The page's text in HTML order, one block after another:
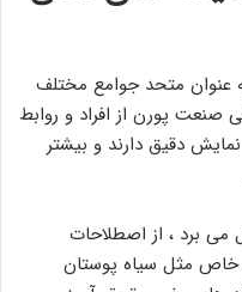
عنوان متحد جوامع مختلف
پورن از افراد و روابط
دقیق دارند و بیشتر
برد ، از اصطلاحات
خاص مثل سیاه پوستان